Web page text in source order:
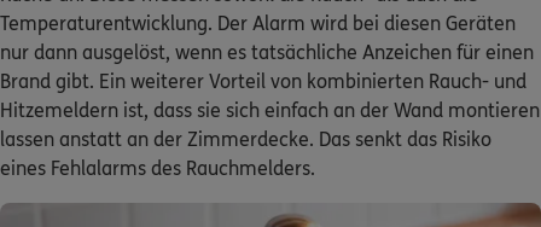
nur dann ausgelöst, wenn es tatsächliche Anzeichen für einen
Brand gibt. Ein weiterer Vorteil von kombinierten Rauch- und
Hitzemeldern ist, dass sie sich einfach an der Wand montieren
lassen anstatt an der Zimmerdecke. Das senkt das Risiko
eines Fehlalarms des Rauchmelders.